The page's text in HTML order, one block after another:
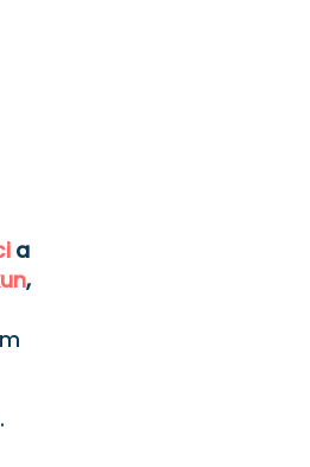
a
,